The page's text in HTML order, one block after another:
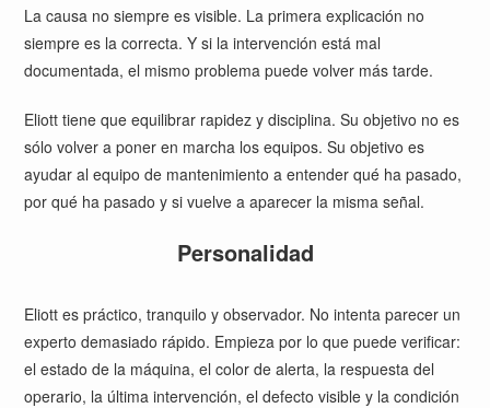
La causa no siempre es visible. La primera explicación no
siempre es la correcta. Y si la intervención está mal
documentada, el mismo problema puede volver más tarde.
Eliott tiene que equilibrar rapidez y disciplina. Su objetivo no es
sólo volver a poner en marcha los equipos. Su objetivo es
ayudar al equipo de mantenimiento a entender qué ha pasado,
por qué ha pasado y si vuelve a aparecer la misma señal.
Personalidad
Eliott es práctico, tranquilo y observador. No intenta parecer un
experto demasiado rápido. Empieza por lo que puede verificar:
el estado de la máquina, el color de alerta, la respuesta del
operario, la última intervención, el defecto visible y la condición